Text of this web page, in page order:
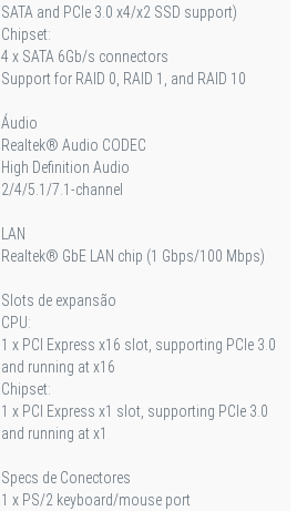
SATA and PCIe 3.0 x4/x2 SSD support)
Chipset:
4 x SATA 6Gb/s connectors
Support for RAID 0, RAID 1, and RAID 10
Áudio
Realtek® Audio CODEC
High Definition Audio
2/4/5.1/7.1-channel
LAN
Realtek® GbE LAN chip (1 Gbps/100 Mbps)
Slots de expansão
CPU:
1 x PCI Express x16 slot, supporting PCIe 3.0
and running at x16
Chipset:
1 x PCI Express x1 slot, supporting PCIe 3.0
and running at x1
Specs de Conectores
1 x PS/2 keyboard/mouse port